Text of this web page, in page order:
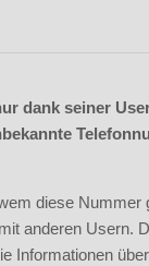
dank seiner
diese Nummer
anderen Usern.
Informationen über